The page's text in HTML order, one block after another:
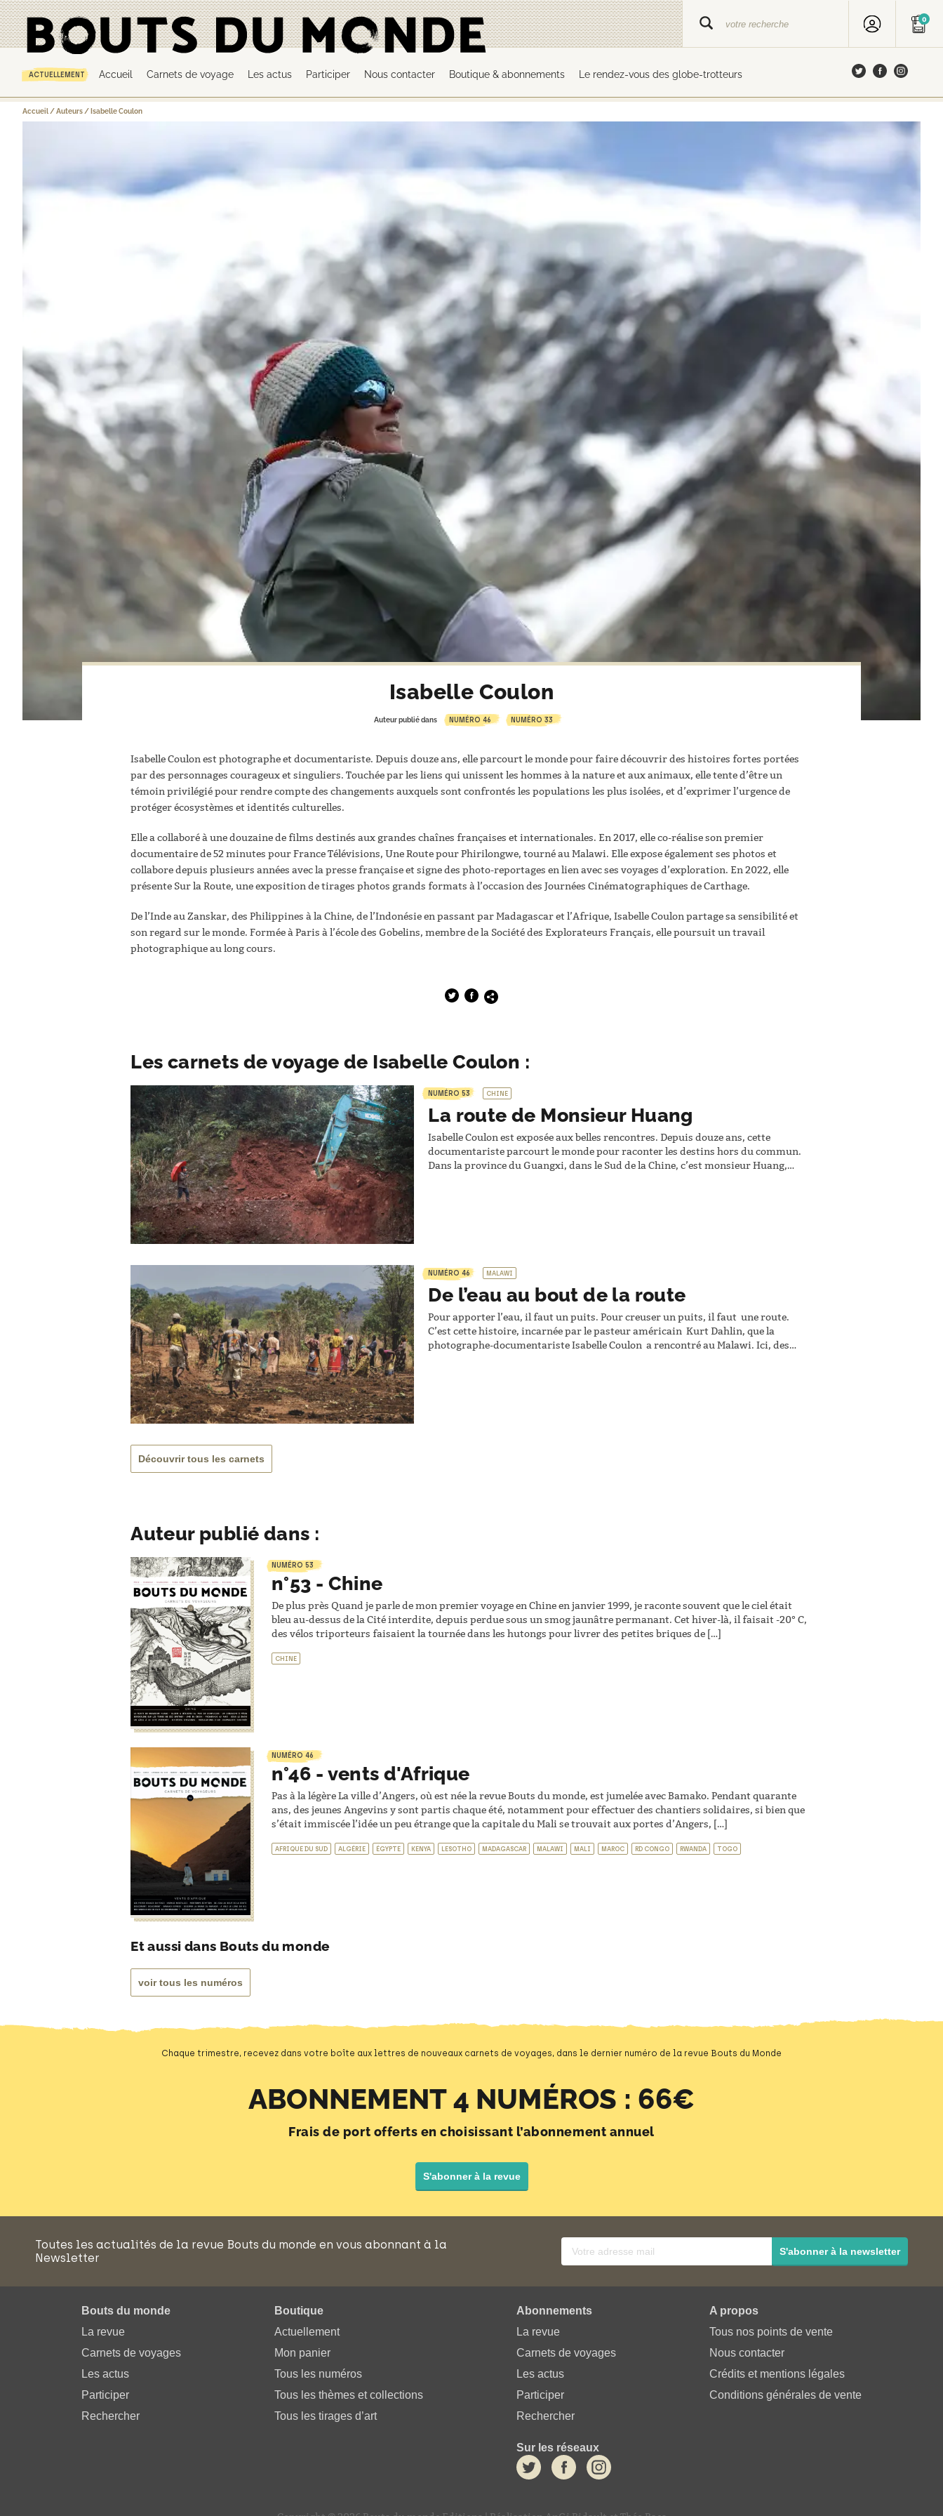
0
ACTUELLEMENT Accueil Carnets de voyage Les actus Participer Nous contacter Boutique & abonnements Le rendez-vous des globe-trotteurs
Accueil /Auteurs / Isabelle Coulon
Isabelle Coulon
Auteur publié dans NUMÉRO 46 NUMÉRO 33
Isabelle Coulon est photographe et documentariste. Depuis douze ans, elle parcourt le monde pour faire découvrir des histoires fortes portées
par des personnages courageux et singuliers. Touchée par les liens qui unissent les hommes à la nature et aux animaux, elle tente d’être un
témoin privilégié pour rendre compte des changements auxquels sont confrontés les populations les plus isolées, et d’exprimer l’urgence de
protéger écosystèmes et identités culturelles.
Elle a collaboré à une douzaine de films destinés aux grandes chaînes françaises et internationales. En 2017, elle co-réalise son premier
documentaire de 52 minutes pour France Télévisions, Une Route pour Phirilongwe, tourné au Malawi. Elle expose également ses photos et
collabore depuis plusieurs années avec la presse française et signe des photo-reportages en lien avec ses voyages d’exploration. En 2022, elle
présente Sur la Route, une exposition de tirages photos grands formats à l’occasion des Journées Cinématographiques de Carthage.
De l’Inde au Zanskar, des Philippines à la Chine, de l’Indonésie en passant par Madagascar et l’Afrique, Isabelle Coulon partage sa sensibilité et
son regard sur le monde. Formée à Paris à l’école des Gobelins, membre de la Société des Explorateurs Français, elle poursuit un travail
photographique au long cours.
Les carnets de voyage de Isabelle Coulon :
NUMÉRO 53 CHINE
La route de Monsieur Huang
Isabelle Coulon est exposée aux belles rencontres. Depuis douze ans, cette
documentariste parcourt le monde pour raconter les destins hors du commun.
Dans la province du Guangxi, dans le Sud de la Chine, c’est monsieur Huang,
NUMÉRO 46 MALAWI
De l’eau au bout de la route
Pour apporter l’eau, il faut un puits. Pour creuser un puits, il faut une route.
C’est cette histoire, incarnée par le pasteur américain Kurt Dahlin, que la
photographe-documentariste Isabelle Coulon a rencontré au Malawi. Ici, des
Découvrir tous les carnets
Auteur publié dans :
NUMÉRO 53
n°53 - Chine
De plus près Quand je parle de mon premier voyage en Chine en janvier 1999, je raconte souvent que le ciel était
bleu au-dessus de la Cité interdite, depuis perdue sous un smog jaunâtre permanant. Cet hiver-là, il faisait -20° C,
des vélos triporteurs faisaient la tournée dans les hutongs pour livrer des petites briques de […]
CHINE
NUMÉRO 46
n°46 - vents d'Afrique
Pas à la légère La ville d’Angers, où est née la revue Bouts du monde, est jumelée avec Bamako. Pendant quarante
ans, des jeunes Angevins y sont partis chaque été, notamment pour effectuer des chantiers solidaires, si bien que
s’était immiscée l’idée un peu étrange que la capitale du Mali se trouvait aux portes d’Angers, […]
AFRIQUE DU SUD ALGÉRIE ÉGYPTE KENYA LESOTHO MADAGASCAR MALAWI MALI MAROC RD CONGO RWANDA TOGO
Et aussi dans Bouts du monde
voir tous les numéros
Chaque trimestre, recevez dans votre boîte aux lettres de nouveaux carnets de voyages, dans le dernier numéro de la revue Bouts du Monde
ABONNEMENT 4 NUMÉROS : 66€
Frais de port offerts en choisissant l’abonnement annuel
S'abonner à la revue
Toutes les actualités de la revue Bouts du monde en vous abonnant à la
Newsletter
S'abonner à la newsletter
Bouts du monde
La revue
Carnets de voyages
Les actus
Participer
Rechercher
Boutique
Actuellement
Mon panier
Tous les numéros
Tous les thèmes et collections
Tous les tirages d’art
Abonnements
La revue
Carnets de voyages
Les actus
Participer
Rechercher
Sur les réseaux
A propos
Tous nos points de vente
Nous contacter
Crédits et mentions légales
Conditions générales de vente